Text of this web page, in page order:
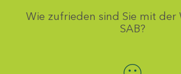
Wie zufrieden sind Sie mit der
SAB?
Bewertung